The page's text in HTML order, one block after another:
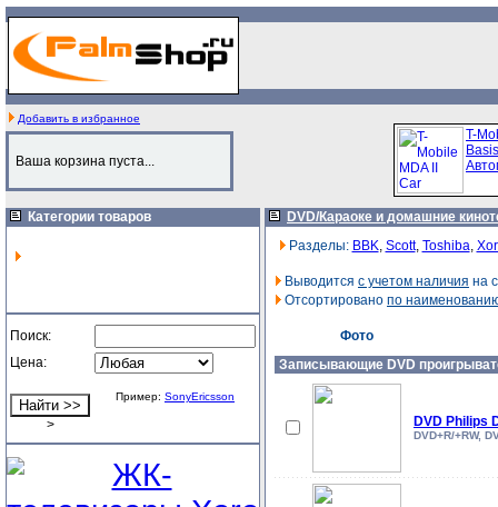
Добавить в избранное
Ваша корзина пуста...
Категории товаров
Поиск:
Цена:
>
Пример: SonyEricsson
T-
DVD/Караоке и домашние
Разделы: BBK, Scott, Toshiba,
Выводится с учетом наличия на
Отсортировано по
Фото
Записывающие DVD
DVD Philips
DVD+R/+RW,